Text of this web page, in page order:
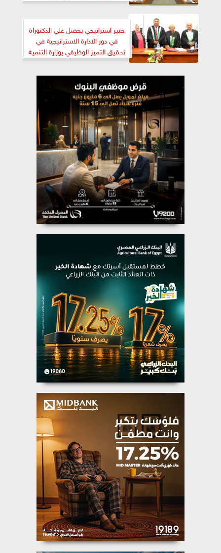
الطاقة
خبير استراتيجي يحصل علي الدكتوراة
في دور الادارة الاستراتيجية في
تحقيق التميز الوظيفي بوزارة التنمية
المحلية